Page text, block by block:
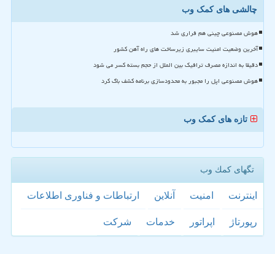
چالشی های کمک وب
هوش مصنوعی چینی هم فراری شد
آخرین وضعیت امنیت سایبری زیرساخت های راه آهن کشور
دقیقا به اندازه مصرف ترافیک بین الملل از حجم بسته کسر می شود
هوش مصنوعی اپل را مجبور به محدودسازی برنامه کشف باگ کرد
تازه های کمک وب
تگهای كمك وب
اینترنت امنیت آنلاین ارتباطات و فناوری اطلاعات
رپورتاژ اپراتور خدمات شركت